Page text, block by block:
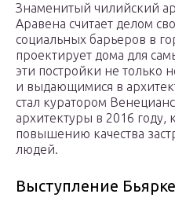
Знаменитый чилийский
Аравена считает делом
социальных барьеров в
проектирует дома для
эти постройки не только
и выдающимися в
стал куратором
архитектуры в 2016 году,
повышению качества
людей.
Выступление